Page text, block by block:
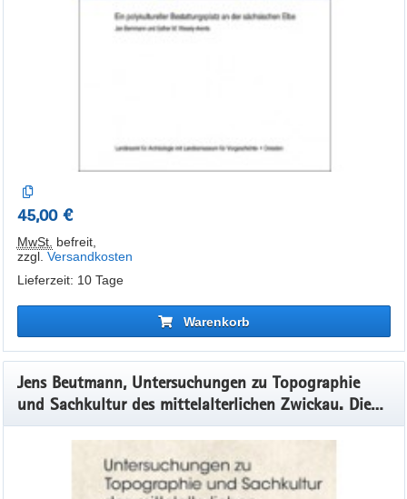
45,00 €
MwSt. befreit,
zzgl. Versandkosten
Lieferzeit: 10 Tage
Warenkorb
Jens Beutmann, Untersuchungen zu Topographie
und Sachkultur des mittelalterlichen Zwickau. Die
Ausgrabungen im Nordwesten des Stadtkerns,
Veröff. Band 49